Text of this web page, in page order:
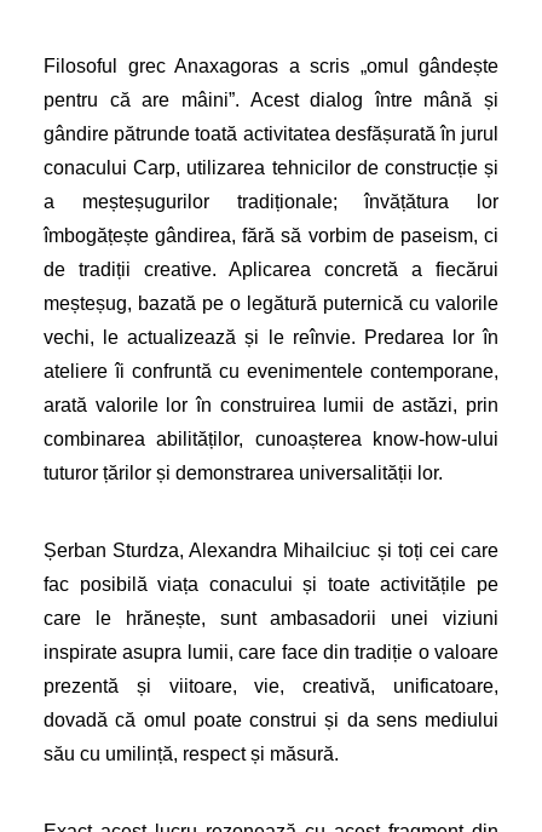
Filosoful grec Anaxagoras a scris „omul gândește
pentru că are mâini”. Acest dialog între mână și
gândire pătrunde toată activitatea desfășurată în jurul
conacului Carp, utilizarea tehnicilor de construcție și
a meșteșugurilor tradiționale; învățătura lor
îmbogățește gândirea, fără să vorbim de paseism, ci
de tradiții creative. Aplicarea concretă a fiecărui
meșteșug, bazată pe o legătură puternică cu valorile
vechi, le actualizează și le reînvie. Predarea lor în
ateliere îi confruntă cu evenimentele contemporane,
arată valorile lor în construirea lumii de astăzi, prin
combinarea abilităților, cunoașterea know-how-ului
tuturor țărilor și demonstrarea universalității lor.
Șerban Sturdza, Alexandra Mihailciuc și toți cei care
fac posibilă viața conacului și toate activitățile pe
care le hrănește, sunt ambasadorii unei viziuni
inspirate asupra lumii, care face din tradiție o valoare
prezentă și viitoare, vie, creativă, unificatoare,
dovadă că omul poate construi și da sens mediului
său cu umilință, respect și măsură.